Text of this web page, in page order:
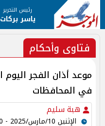
رئيس التحرير
ياسر بركات
فتاوى وأحكام
في المحافظات
هبة سليم
الإثنين 10/مارس/2025 - 04:40 ص